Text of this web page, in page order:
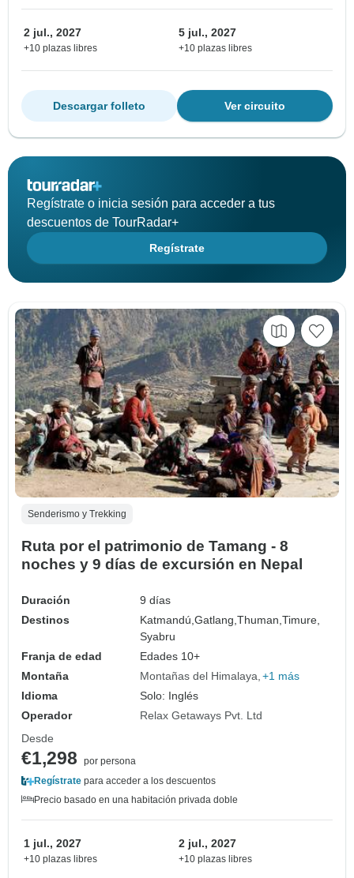
2 jul., 2027
+10 plazas libres
5 jul., 2027
+10 plazas libres
Ver circuito
Descargar folleto
Regístrate o inicia sesión para acceder a tus
descuentos de TourRadar+
Regístrate
Senderismo y Trekking
Ruta por el patrimonio de Tamang - 8
noches y 9 días de excursión en Nepal
Duración
9 días
Destinos
Katmandú,Gatlang,Thuman,Timure,
Syabru
Franja de edad
Edades 10+
Montaña
Montañas del Himalaya +1 más
Idioma
Solo: Inglés
Operador
Relax Getaways Pvt. Ltd
Desde
€1,298
por persona
Regístrate para acceder a los descuentos
Precio basado en una habitación privada doble
1 jul., 2027
+10 plazas libres
2 jul., 2027
+10 plazas libres